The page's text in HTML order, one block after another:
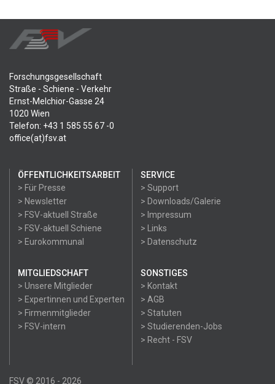
Forschungsgesellschaft
Straße - Schiene - Verkehr
Ernst-Melchior-Gasse 24
1020 Wien
Telefon: +43 1 585 55 67 -0
office(at)fsv.at
ÖFFENTLICHKEITSARBEIT
> Für Presse
> Newsletter
> FSV-aktuell Straße
> FSV-aktuell Schiene
> Eurokommunal
SERVICE
> Support
> Downloads/Galerie
> Impressum
> Links
> Datenschutz
MITGLIEDSCHAFT
> Unsere Mitglieder
> Expertinnen und Experten
> Firmenmitglieder
> FSV-intern
SONSTIGES
> Kontakt
> AGB
> Statuten
> Studierenden-Jobs
> Recht - FSV
FSV © 2016 - 2026